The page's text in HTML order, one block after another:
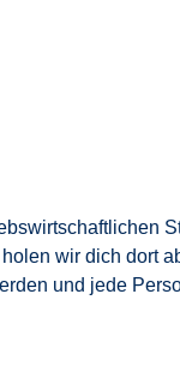
wir dich dort
und jede